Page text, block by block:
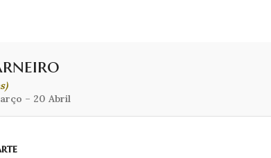
– 20 Abril